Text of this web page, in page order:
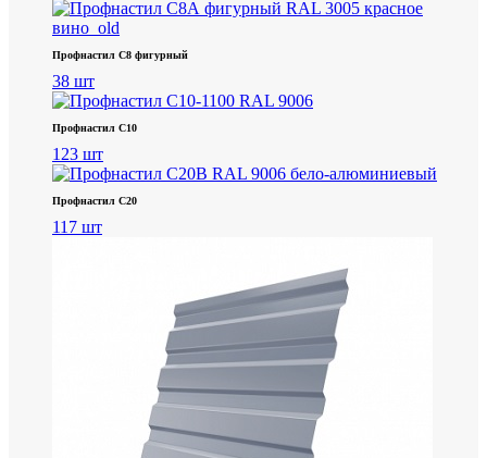
Профнастил С8 фигурный
38 шт
Профнастил С10
123 шт
Профнастил С20
117 шт